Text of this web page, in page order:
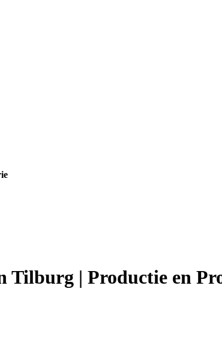
Tilburg | Productie en